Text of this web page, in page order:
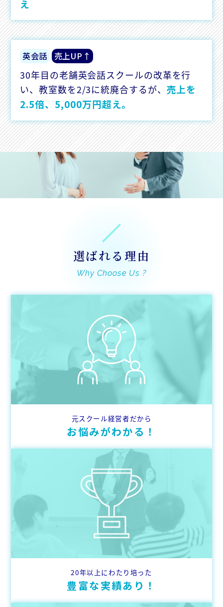
え
英会話 売上UP↑
30年目の老舗英会話スクールの改革を行
い、教室数を2/3に統廃合するが、 売上を
2.5倍、5,000万円超え。
選ばれる理由
Why Choose Us ?
元スクール経営者だから
お悩みがわかる！
20年以上にわたり培った
豊富な実績あり！